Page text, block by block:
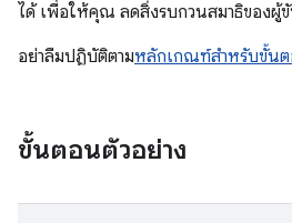
ได้ เพื่อให้คุณ ลดสิ่งรบกวนสมาธิของผู้
อย่าลืมปฏิบัติตามหลักเกณฑ์สำหรับขั้นต
ขั้นตอนตัวอย่าง